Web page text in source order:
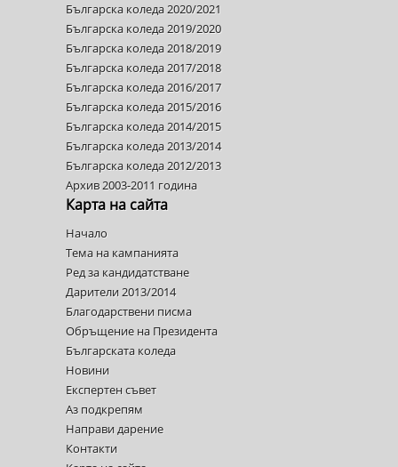
Българска коледа 2020/2021
Българска коледа 2019/2020
Българска коледа 2018/2019
Българска коледа 2017/2018
Българска коледа 2016/2017
Българска коледа 2015/2016
Българска коледа 2014/2015
Българска коледа 2013/2014
Българска коледа 2012/2013
Архив 2003-2011 година
Карта на сайта
Начало
Тема на кампанията
Ред за кандидатстване
Дарители 2013/2014
Благодарствени писма
Обръщение на Президента
Българската коледа
Новини
Експертен съвет
Аз подкрепям
Направи дарение
Контакти